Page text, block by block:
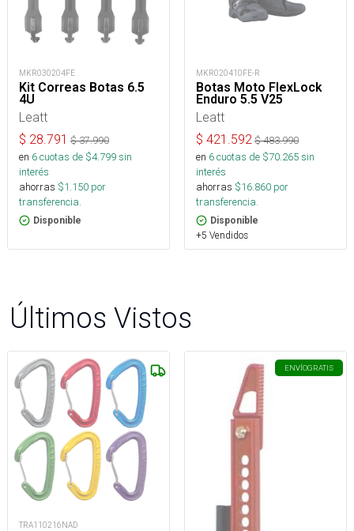
MKR030204FE
Kit Correas Botas 6.5
4U
Leatt
$ 28.791 $37.990
en 6cuotas de $4.799sin
interés
ahorras $1.150 por
transferencia.
Disponible
MKR020410FE-R
Botas Moto FlexLock
Enduro 5.5 V25
Leatt
$ 421.592 $483.990
en 6cuotas de $70.265sin
interés
ahorras $16.860 por
transferencia.
Disponible
+5 Vendidos
Últimos Vistos
TRA110216NAD
ENVÍOGRATIS